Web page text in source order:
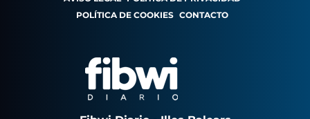
POLÍTICA DE COOKIES CONTACTO